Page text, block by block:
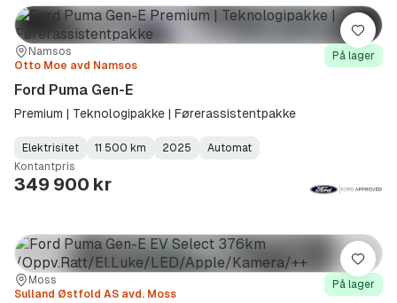
Sted:Namsos
Forhandler:
Otto Moe avd Namsos
På lager
Ford Puma Gen-E
Premium | Teknologipakke | Førerassistentpakke
Fuel
Type:
Elektrisitet
Kilometerstand:
11 500 km
Model
Year:
2025
Gearbox
Type:
Automat
Kontantpris
349 900 kr
Lagre
Sted:
Moss
Forhandler:
Sulland Østfold AS avd. Moss
På lager
Lagre